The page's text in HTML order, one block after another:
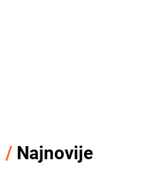
/ Najnovije